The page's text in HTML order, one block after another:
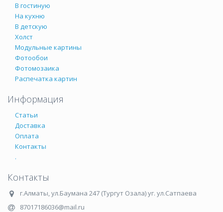
В гостиную
На кухню
В детскую
Холст
Модульные картины
Фотообои
Фотомозаика
Распечатка картин
Информация
Статьи
Доставка
Оплата
Контакты
.
Контакты
г.Алматы,ул.Баумана 247 (Тургут Озала) уг. ул.Сатпаева
87017186036@mail.ru